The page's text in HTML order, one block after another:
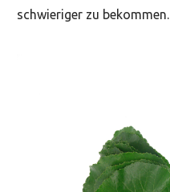
schwieriger zu bekommen.